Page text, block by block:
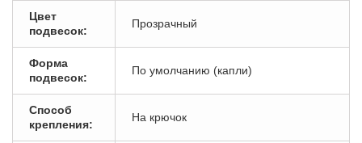
Цвет
подвесок:
Прозрачный
Форма
подвесок:
По умолчанию (капли)
Способ
крепления:
На крючок